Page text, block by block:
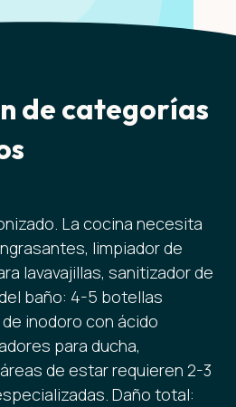
de categorías
La cocina necesita
limpiador de
lavavajillas, sanitizador de
baño: 4-5 botellas
inodoro con ácido
para ducha,
de estar requieren 2-3
Daño total: